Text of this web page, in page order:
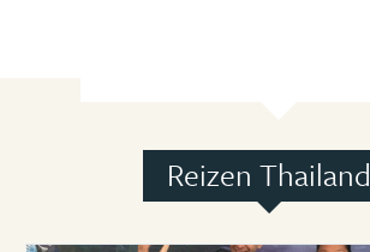
Reizen Thailand